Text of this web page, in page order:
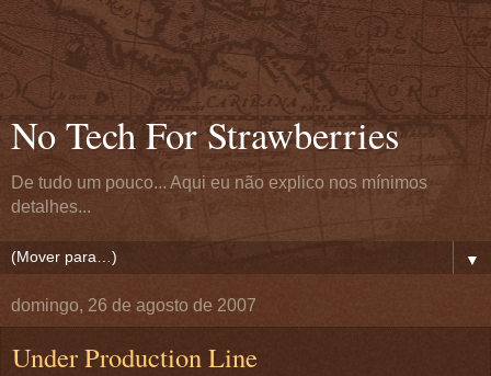
No Tech For Strawberries
De tudo um pouco... Aqui eu não explico nos mínimos
detalhes...
▼
domingo, 26 de agosto de 2007
Under Production Line